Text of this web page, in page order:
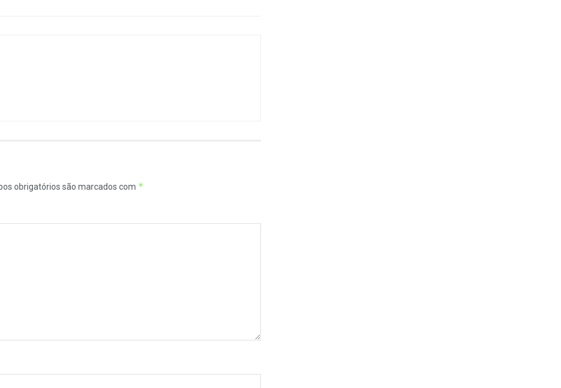
obrigatórios são marcados com *